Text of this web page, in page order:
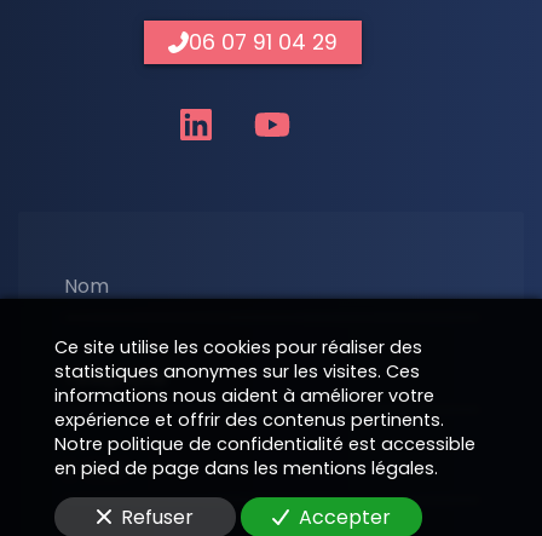
Nom
Téléphone
E-Mail
06 07 91 04 29
Ce site utilise les cookies pour réaliser des
statistiques anonymes sur les visites. Ces
informations nous aident à améliorer votre
expérience et offrir des contenus pertinents.
Notre politique de confidentialité est accessible
en pied de page dans les mentions légales.
Refuser Accepter